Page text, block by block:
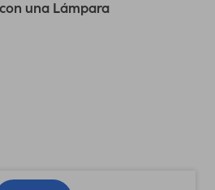
una Lámpara